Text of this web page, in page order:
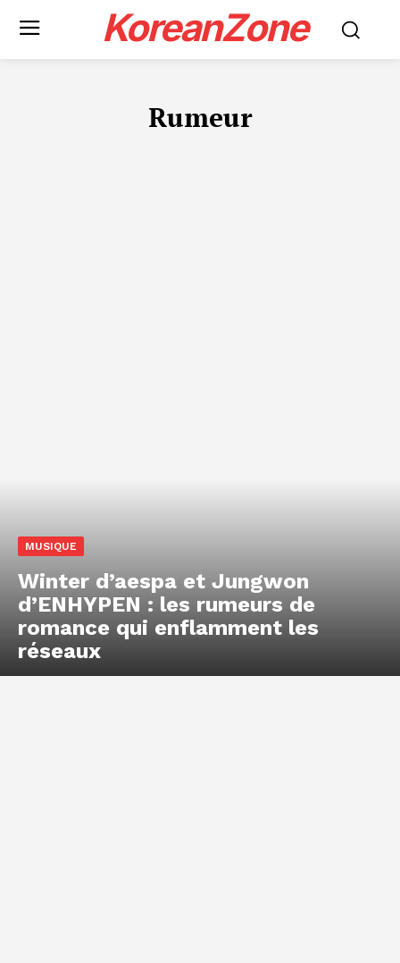
KoreanZone
Rumeur
MUSIQUE
Winter d’aespa et Jungwon
d’ENHYPEN : les rumeurs de
romance qui enflamment les
réseaux